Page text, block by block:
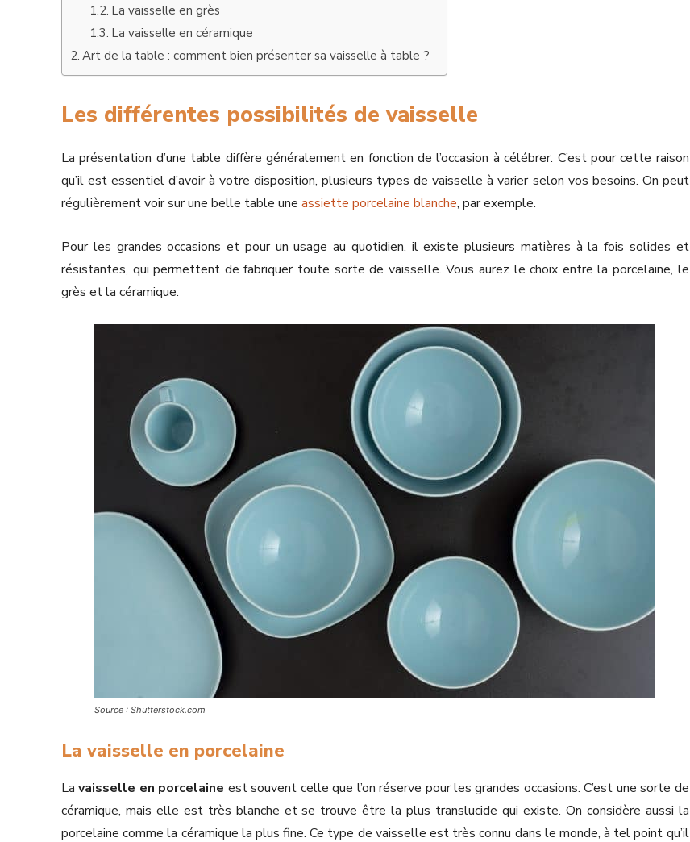
La vaisselle en grès
La vaisselle en céramique
Art de la table : comment bien présenter sa vaisselle à table ?
Les différentes possibilités de vaisselle
La présentation d’une table diffère généralement en fonction de l’occasion à célébrer. C’est pour cette raison
qu’il est essentiel d’avoir à votre disposition, plusieurs types de vaisselle à varier selon vos besoins. On peut
régulièrement voir sur une belle table une assiette porcelaine blanche, par exemple.
Pour les grandes occasions et pour un usage au quotidien, il existe plusieurs matières à la fois solides et
résistantes, qui permettent de fabriquer toute sorte de vaisselle. Vous aurez le choix entre la porcelaine, le
grès et la céramique.
Source : Shutterstock.com
La vaisselle en porcelaine
Lavaisselle en porcelaine est souvent celle que l’on réserve pour les grandes occasions. C’est une sorte de
céramique, mais elle est très blanche et se trouve être la plus translucide qui existe. On considère aussi la
porcelaine comme la céramique la plus fine. Ce type de vaisselle est très connu dans le monde, à tel point qu’il